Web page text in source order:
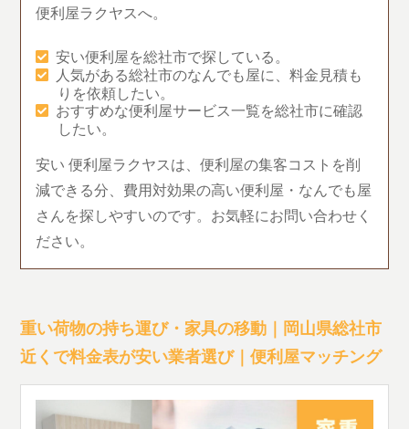
便利屋ラクヤスへ。
安い便利屋を総社市で探している。
人気がある総社市のなんでも屋に、料金見積も
りを依頼したい。
おすすめな便利屋サービス一覧を総社市に確認
したい。
安い 便利屋ラクヤスは、便利屋の集客コストを削
減できる分、費用対効果の高い便利屋・なんでも屋
さんを探しやすいのです。お気軽にお問い合わせく
ださい。
重い荷物の持ち運び・家具の移動｜岡山県総社市
近くで料金表が安い業者選び｜便利屋マッチング